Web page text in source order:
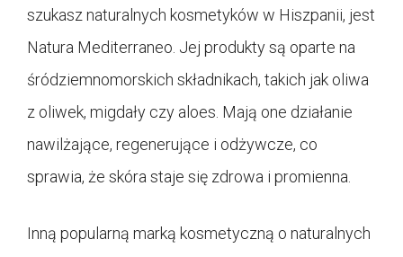
szukasz naturalnych kosmetyków w Hiszpanii, jest
Natura Mediterraneo. Jej produkty są oparte na
śródziemnomorskich składnikach, takich jak oliwa
z oliwek, migdały czy aloes. Mają one działanie
nawilżające, regenerujące i odżywcze, co
sprawia, że skóra staje się zdrowa i promienna.
Inną popularną marką kosmetyczną o naturalnych